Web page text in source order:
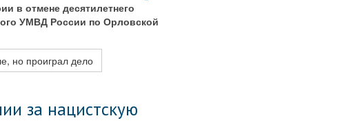
в отмене десятилетнего
УМВД России по Орловской
но проиграл дело
за нацистскую